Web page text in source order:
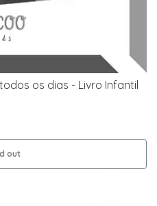
os dias - Livro Infantil
out